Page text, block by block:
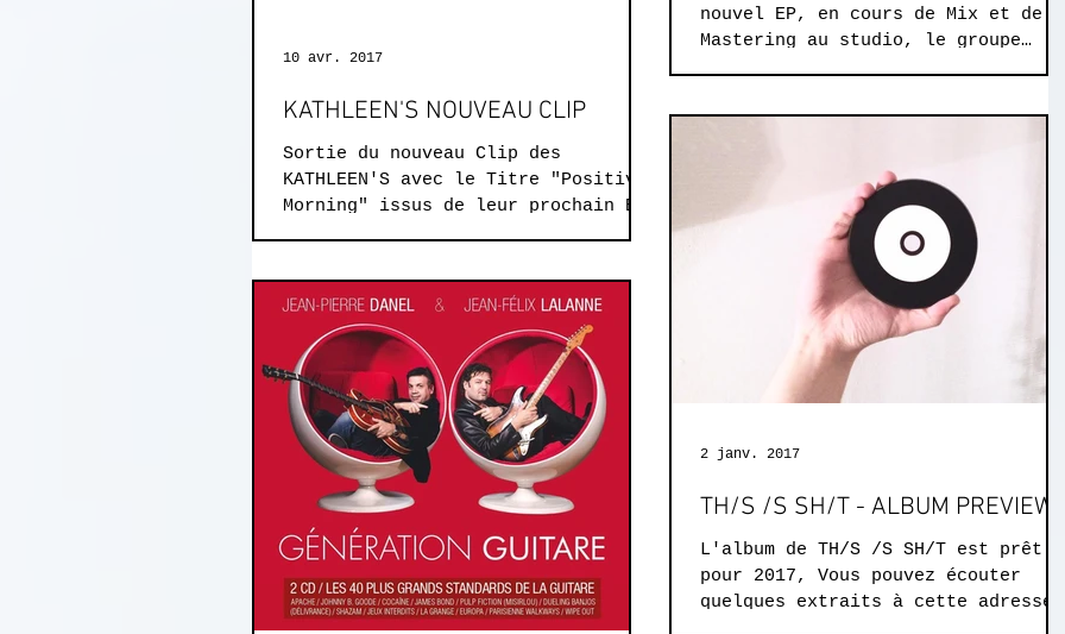
KATHLEEN'S NOUVEAU CLIP
Sortie du nouveau Clip des
KATHLEEN'S avec le Titre "Positive
Morning" issus de leur prochain EP
10 avr. 2017
nouvel EP, en cours de Mix et de
Mastering au studio, le groupe
TH/S /S SH/T - ALBUM PREVIEW
L'album de TH/S /S SH/T est prêt
pour 2017, Vous pouvez écouter
quelques extraits à cette adresse
2 janv. 2017